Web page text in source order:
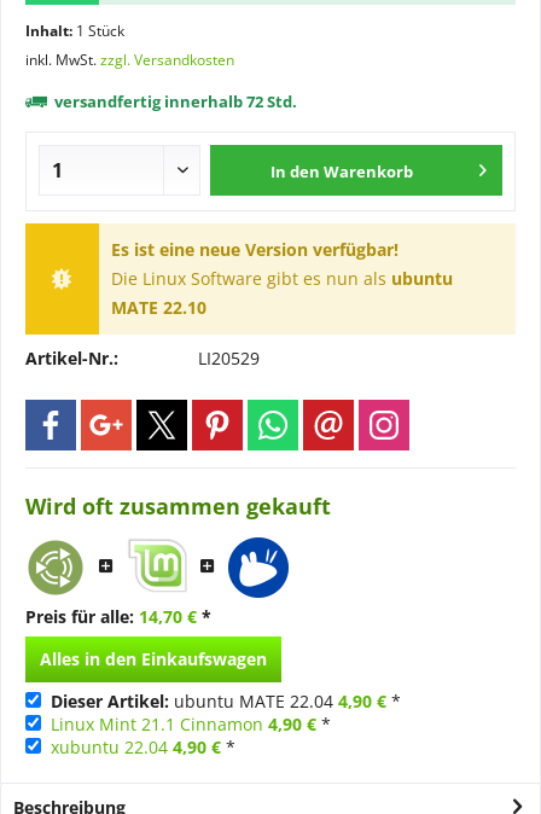
Inhalt: 1 Stück
inkl. MwSt.zzgl. Versandkosten
versandfertig innerhalb 72 Std.
In den Warenkorb
Es ist eine neue Version verfügbar!
Die Linux Software gibt es nun als ubuntu
MATE 22.10
Artikel-Nr.: LI20529
Wird oft zusammen gekauft
Preis für alle: 14,70 € *
Alles in den Einkaufswagen
Dieser Artikel: ubuntu MATE 22.04 4,90 € *
Linux Mint 21.1 Cinnamon 4,90 € *
xubuntu 22.04 4,90 € *
Beschreibung